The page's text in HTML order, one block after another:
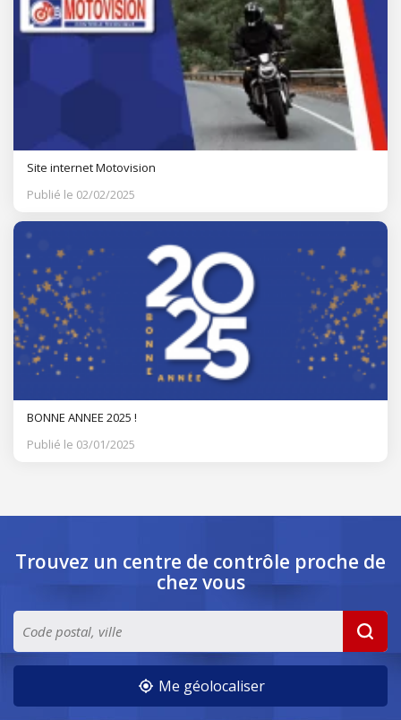
Site internet Motovision
Publié le 02/02/2025
BONNE ANNEE 2025 !
Publié le 03/01/2025
Trouvez un centre de contrôle proche de
chez vous
Me géolocaliser